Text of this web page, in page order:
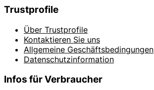
Trustprofile
Über Trustprofile
Kontaktieren Sie uns
Allgemeine Geschäftsbedingungen
Datenschutzinformation
Infos für Verbraucher